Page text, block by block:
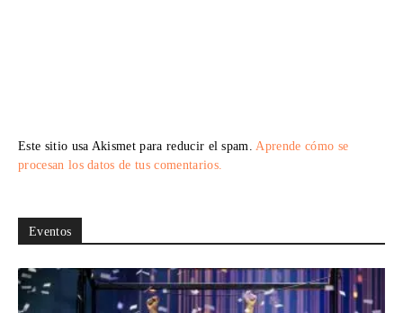
Este sitio usa Akismet para reducir el spam. Aprende cómo se
procesan los datos de tus comentarios.
Eventos